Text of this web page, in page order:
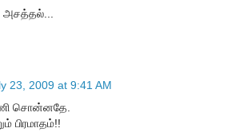
அசத்தல்...
23, 2009 at 9:41 AM
சொன்னதே.
பிரமாதம்!!